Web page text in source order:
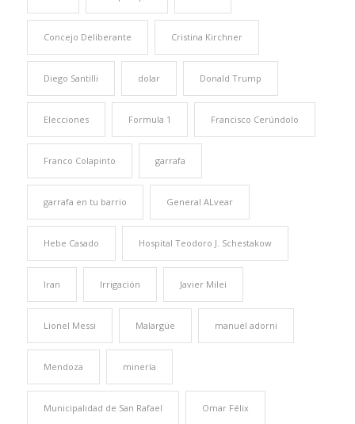
Concejo Deliberante Cristina Kirchner
Diego Santilli dolar Donald Trump
Elecciones Formula 1 Francisco Cerúndolo
Franco Colapinto garrafa
garrafa en tu barrio General ALvear
Hebe Casado Hospital Teodoro J. Schestakow
Iran Irrigación Javier Milei
Lionel Messi Malargüe manuel adorni
Mendoza minería
Municipalidad de San Rafael Omar Félix